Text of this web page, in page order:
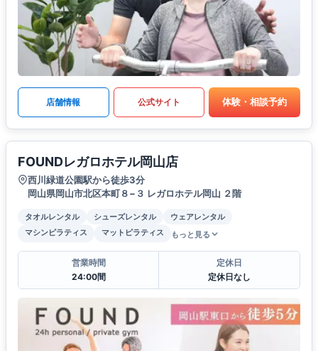
店舗情報 公式サイト 体験・相談予約
FOUNDレガロホテル岡山店
西川緑道公園駅から徒歩3分
岡山県岡山市北区本町８−３ レガロホテル岡山 ２階
タオルレンタル シューズレンタル
ウェアレンタル
マシンピラティス
マットピラティス もっと見る
営業時間
24:00間
定休日
定休日なし